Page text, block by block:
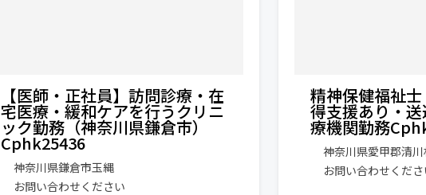
【医師・正社員】訪問診療・在
宅医療・緩和ケアを行うクリニ
ック勤務（神奈川県鎌倉市）
Cphk25436
神奈川県鎌倉市玉縄
お問い合わせください
精神保健福祉
得支援あり・
療機関勤務
神奈川県愛甲郡清
お問い合わせくださ